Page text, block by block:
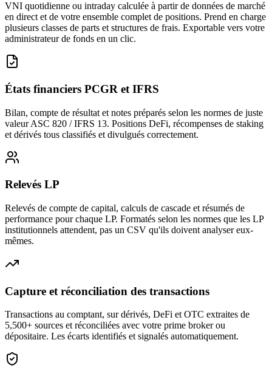
VNI quotidienne ou intraday calculée à partir de données de marché
en direct et de votre ensemble complet de positions. Prend en charge
plusieurs classes de parts et structures de frais. Exportable vers votre
administrateur de fonds en un clic.
États financiers PCGR et IFRS
Bilan, compte de résultat et notes préparés selon les normes de juste
valeur ASC 820 / IFRS 13. Positions DeFi, récompenses de staking
et dérivés tous classifiés et divulgués correctement.
Relevés LP
Relevés de compte de capital, calculs de cascade et résumés de
performance pour chaque LP. Formatés selon les normes que les LP
institutionnels attendent, pas un CSV qu'ils doivent analyser eux-
mêmes.
Capture et réconciliation des transactions
Transactions au comptant, sur dérivés, DeFi et OTC extraites de
5,500+ sources et réconciliées avec votre prime broker ou
dépositaire. Les écarts identifiés et signalés automatiquement.